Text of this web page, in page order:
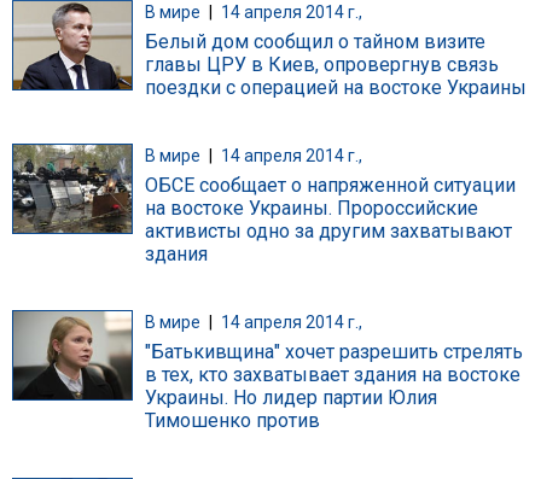
В мире 14 апреля 2014 г.,
Белый дом сообщил о тайном визите
главы ЦРУ в Киев, опровергнув связь
поездки с операцией на востоке Украины
В мире 14 апреля 2014 г.,
ОБСЕ сообщает о напряженной ситуации
на востоке Украины. Пророссийские
активисты одно за другим захватывают
здания
В мире 14 апреля 2014 г.,
"Батькивщина" хочет разрешить стрелять
в тех, кто захватывает здания на востоке
Украины. Но лидер партии Юлия
Тимошенко против